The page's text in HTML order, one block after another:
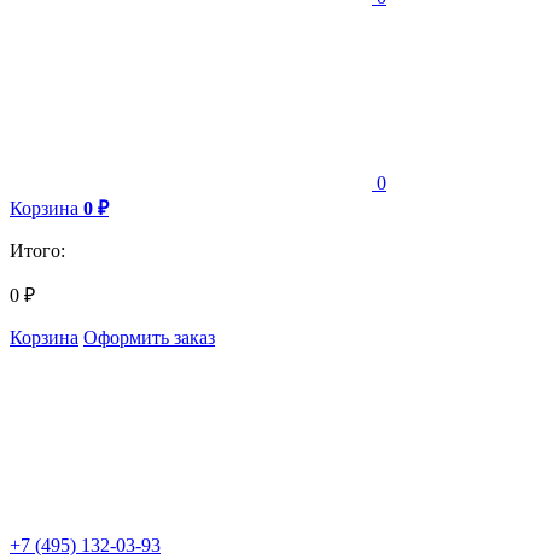
0
Корзина 0 ₽
Итого:
0 ₽
Корзина Оформить заказ
+7 (495) 132-03-93